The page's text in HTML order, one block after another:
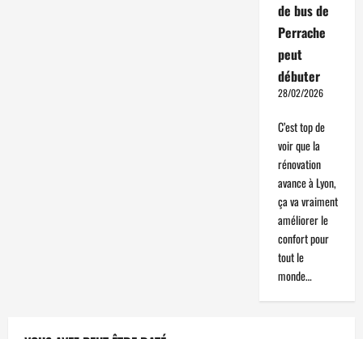
de bus de
Perrache
peut
débuter
28/02/2026
C’est top de
voir que la
rénovation
avance à Lyon,
ça va vraiment
améliorer le
confort pour
tout le
monde…